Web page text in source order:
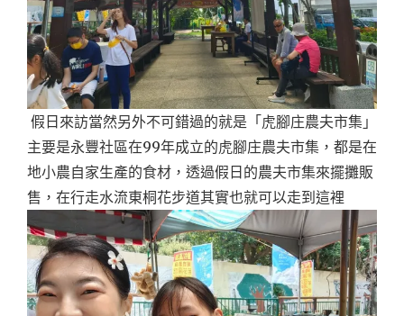
假日來訪當然另外不可錯過的就是「虎腳庄農夫市集」
主要是永豐社區在99年成立的虎腳庄農夫市集，都是在
地小農自家生產的食材，透過假日的農夫市集來擺攤販
售，在行走水流東桐花步道其實也就可以走到這裡